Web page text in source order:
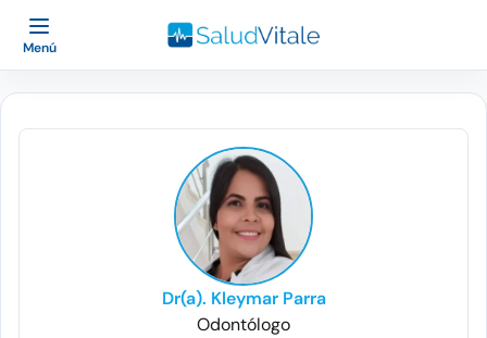
Menú
Dr(a). Kleymar Parra
Odontólogo